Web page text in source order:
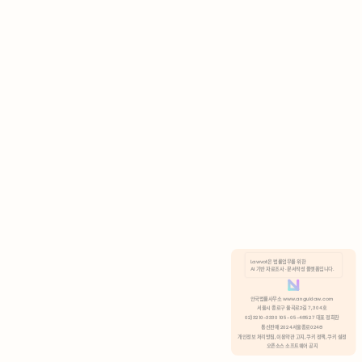
분석 쿠키 허용
Lawvot은 법률업무를 위한
AI 기반 자료조사 · 문서작성 플랫폼입니다.
안국법률사무소 www.anguklaw.com
서울시 종로구 율곡로2길 7, 304호
02)3210-3330 105-05-48527 대표 정희찬
통신판매 2024서울종로0248
개인정보 처리방침, 이용약관 고지, 쿠키 정책, 쿠키 설정
오픈소스 소프트웨어 공지